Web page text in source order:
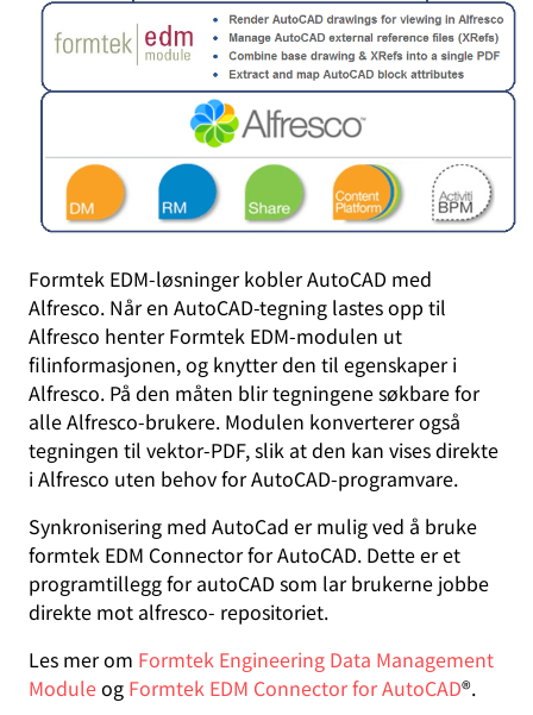
Formtek EDM-løsninger kobler AutoCAD med
Alfresco. Når en AutoCAD-tegning lastes opp til
Alfresco henter Formtek EDM-modulen ut
filinformasjonen, og knytter den til egenskaper i
Alfresco. På den måten blir tegningene søkbare for
alle Alfresco-brukere. Modulen konverterer også
tegningen til vektor-PDF, slik at den kan vises direkte
i Alfresco uten behov for AutoCAD-programvare.
Synkronisering med AutoCad er mulig ved å bruke
formtek EDM Connector for AutoCAD. Dette er et
programtillegg for autoCAD som lar brukerne jobbe
direkte mot alfresco- repositoriet.
Les mer om Formtek Engineering Data Management
Moduleog Formtek EDM Connector for AutoCAD®.